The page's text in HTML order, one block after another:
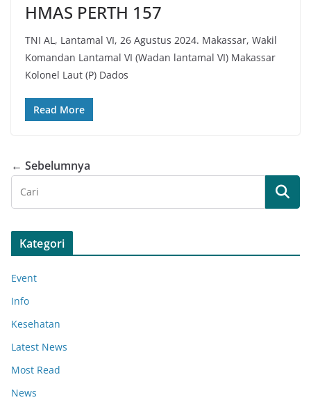
HMAS PERTH 157
TNI AL, Lantamal VI, 26 Agustus 2024. Makassar, Wakil
Komandan Lantamal VI (Wadan lantamal VI) Makassar
Kolonel Laut (P) Dados
Read More
← Sebelumnya
Kategori
Event
Info
Kesehatan
Latest News
Most Read
News